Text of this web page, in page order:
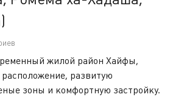
(רוממה החדשה)
жилой район Хайфы,
развитую
зоны и комфортную застройку.